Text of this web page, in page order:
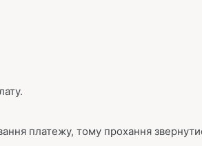
платежу, тому прохання